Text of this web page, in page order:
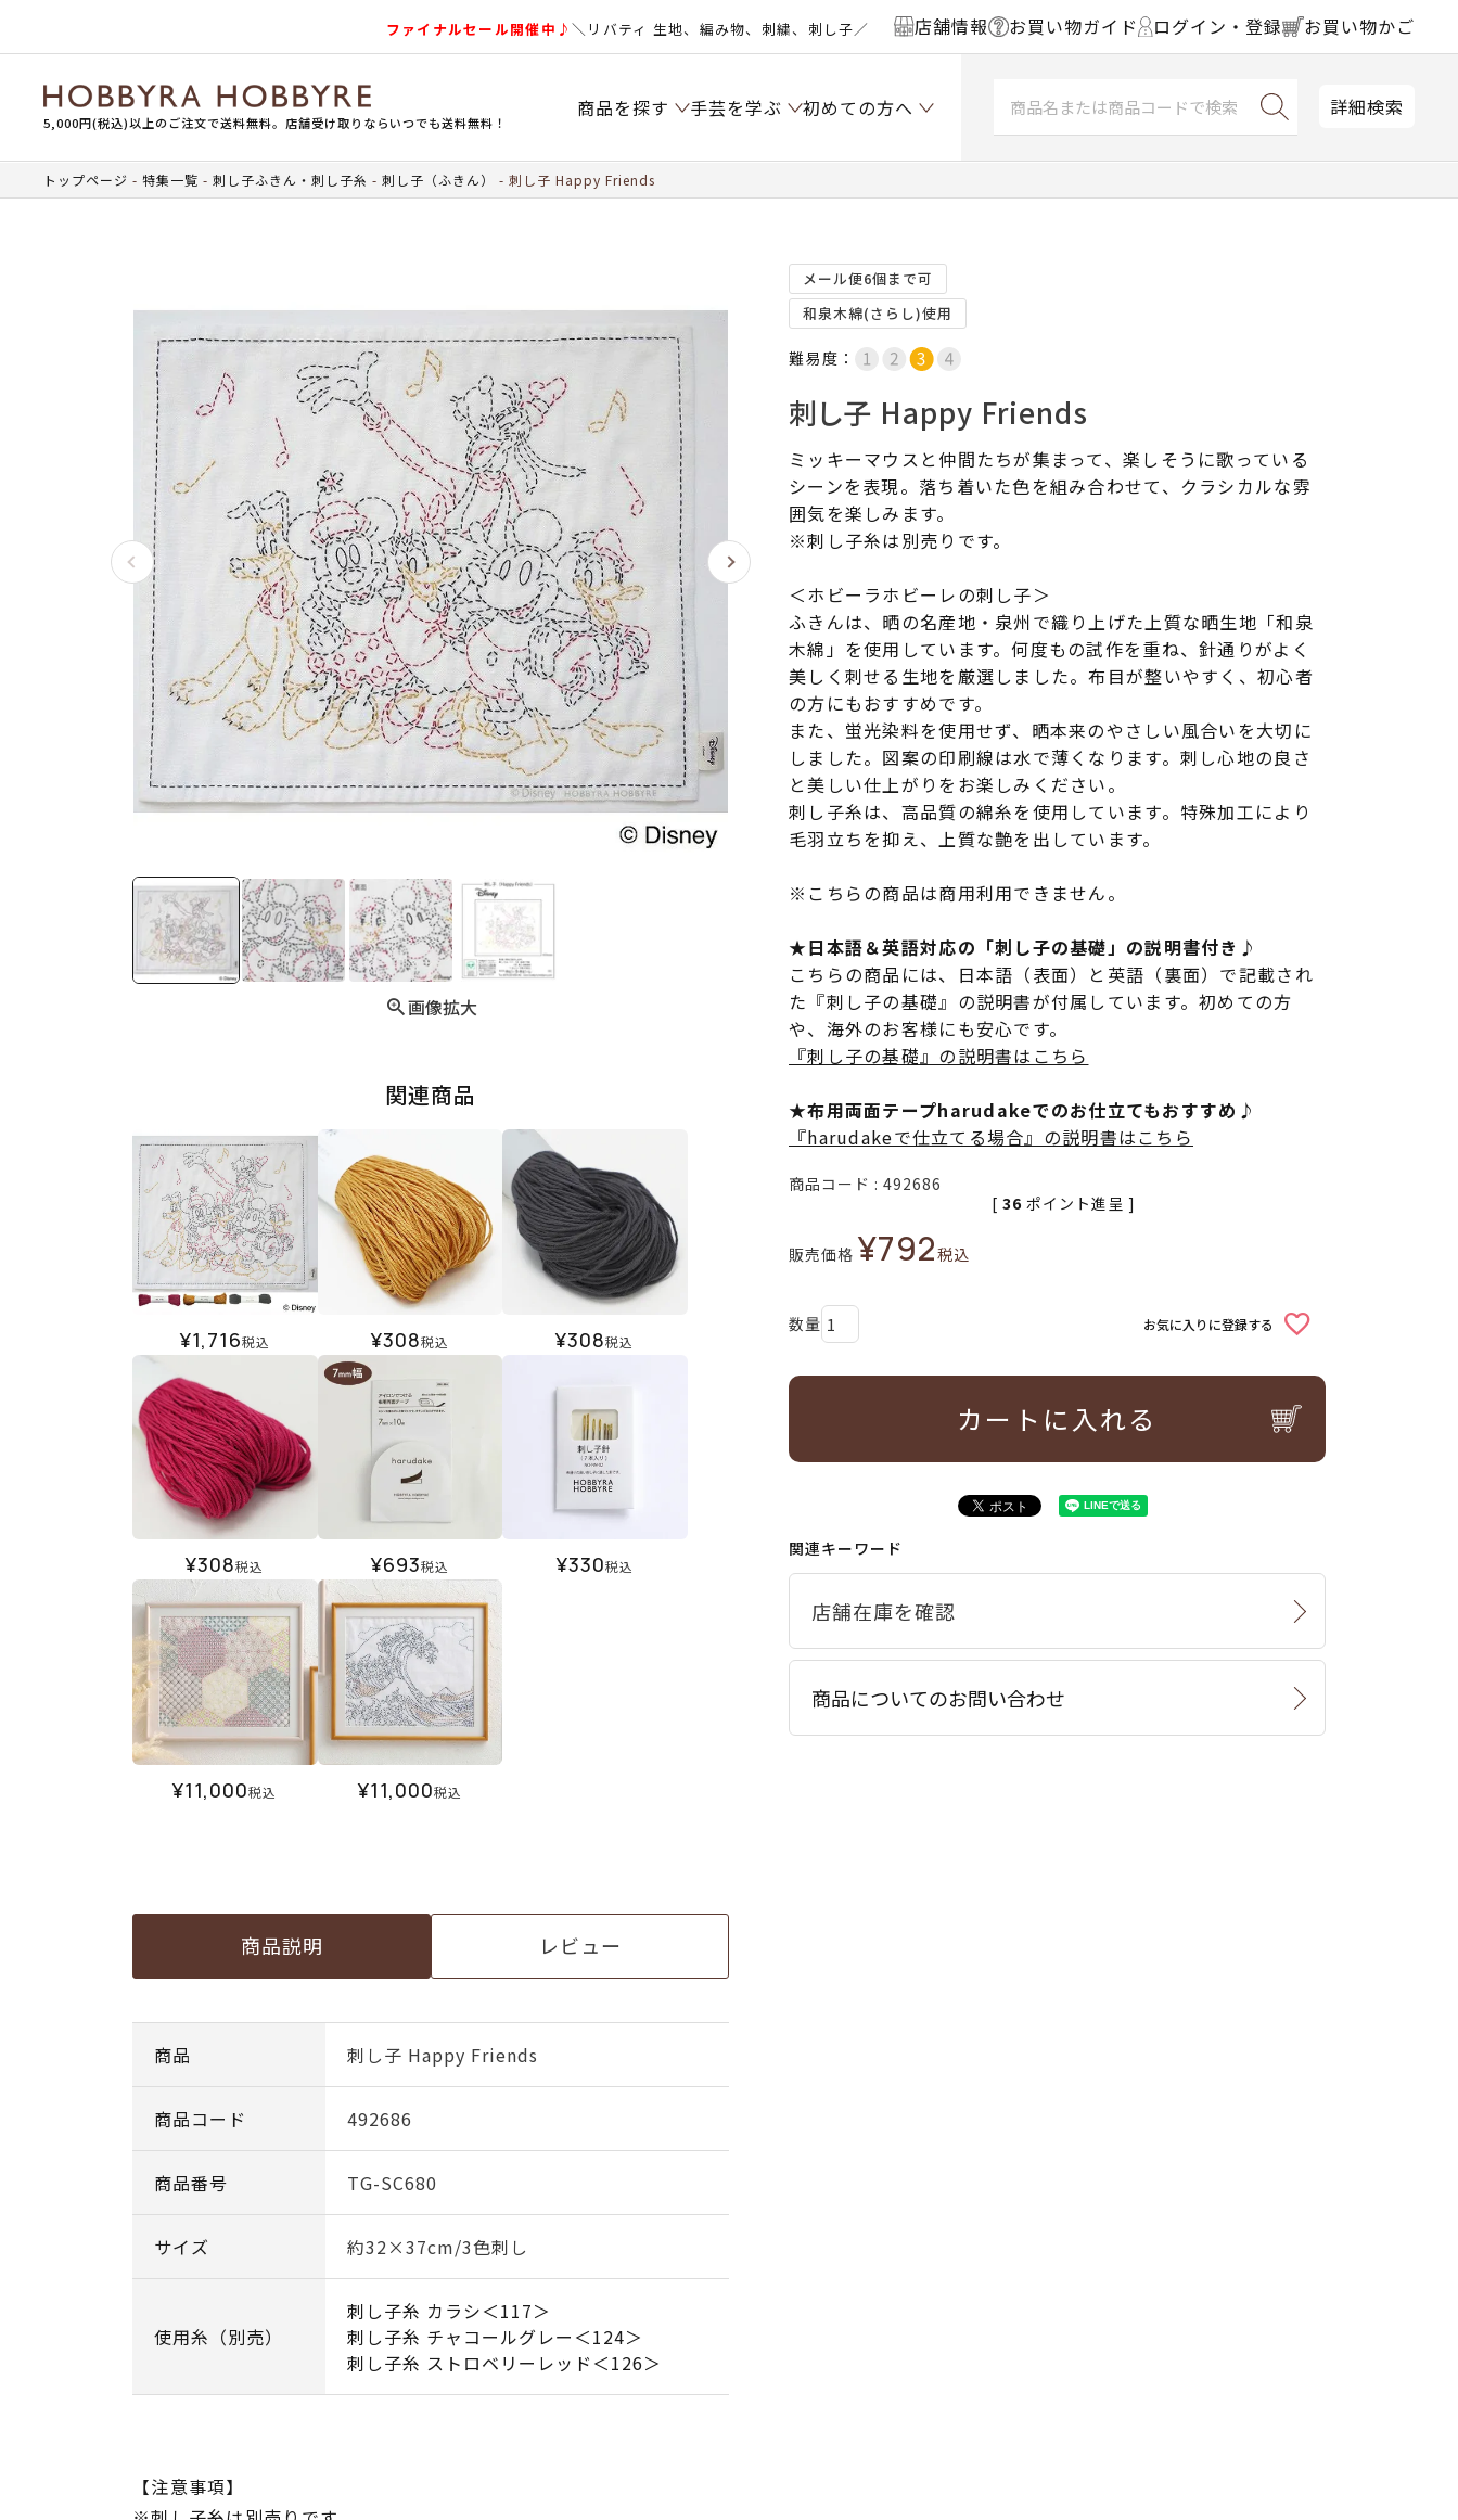
ファイナルセール開催中♪＼リバティ 生地、編み物、刺繍、刺し子／ 店舗情報 お買い物ガイド ログイン・登録 お買い物かご
5,000円(税込)以上のご注文で送料無料。店舗受け取りならいつでも送料無料！
商品を探す 手芸を学ぶ 初めての方へ 詳細検索
トップページ 特集一覧 刺し子ふきん・刺し子糸 刺し子（ふきん） 刺し子 Happy Friends
画像拡大
関連商品
¥1,716税込 ¥308税込 ¥308税込
¥308税込 ¥693税込 ¥330税込
¥11,000税込 ¥11,000税込
商品説明 レビュー
商品 刺し子 Happy Friends
商品コード 492686
商品番号 TG-SC680
サイズ 約32×37cm/3色刺し
使用糸（別売）
刺し子糸 カラシ＜117＞
刺し子糸 チャコールグレー＜124＞
刺し子糸 ストロベリーレッド＜126＞
【注意事項】
メール便6個まで可
和泉木綿(さらし)使用
難易度：
刺し子 Happy Friends
ミッキーマウスと仲間たちが集まって、楽しそうに歌っている
シーンを表現。落ち着いた色を組み合わせて、クラシカルな雰
囲気を楽しみます。
※刺し子糸は別売りです。
＜ホビーラホビーレの刺し子＞
ふきんは、晒の名産地・泉州で織り上げた上質な晒生地「和泉
木綿」を使用しています。何度もの試作を重ね、針通りがよく
美しく刺せる生地を厳選しました。布目が整いやすく、初心者
の方にもおすすめです。
また、蛍光染料を使用せず、晒本来のやさしい風合いを大切に
しました。図案の印刷線は水で薄くなります。刺し心地の良さ
と美しい仕上がりをお楽しみください。
刺し子糸は、高品質の綿糸を使用しています。特殊加工により
毛羽立ちを抑え、上質な艶を出しています。
※こちらの商品は商用利用できません。
★日本語＆英語対応の「刺し子の基礎」の説明書付き♪
こちらの商品には、日本語（表面）と英語（裏面）で記載され
た『刺し子の基礎』の説明書が付属しています。初めての方
や、海外のお客様にも安心です。
『刺し子の基礎』の説明書はこちら
★布用両面テープharudakeでのお仕立てもおすすめ♪
『harudakeで仕立てる場合』の説明書はこちら
商品コード 492686
販売価格 ¥792税込
[ 36 ポイント進呈 ]
お気に入りに登録する
カートに入れる
関連キーワード
商品についてのお問い合わせ